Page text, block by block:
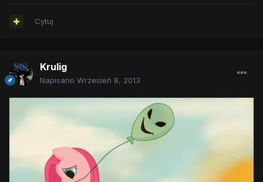
Cytuj
Krulig
Napisano Wrzesień 8, 2013